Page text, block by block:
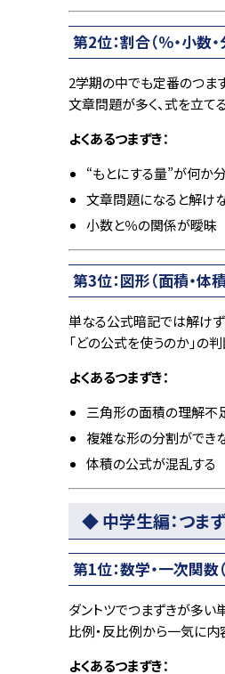
第2位：割合（％・小数
2学期の中でも定番のつま
文章問題が多く、式を立て
よくあるつまずき：
“もとにする量”が何か
文章問題になると解け
小数と％の関係が曖昧
第3位：図形（面積・体
単なる公式暗記では解けず
「どの公式を使うのか」の
よくあるつまずき：
三角形の面積の理解不
複雑な形の分割ができ
体積の公式が混乱する
◆ 中学生編：つま
第1位：数学・一次関数
ダントツでつまずきが多い
比例・反比例から一気に内
よくあるつまずき：